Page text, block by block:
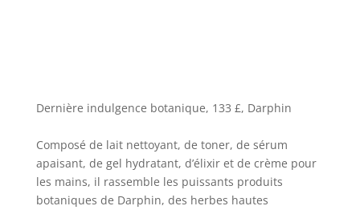
Dernière indulgence botanique, 133 £, Darphin
Composé de lait nettoyant, de toner, de sérum
apaisant, de gel hydratant, d’élixir et de crème pour
les mains, il rassemble les puissants produits
botaniques de Darphin, des herbes hautes